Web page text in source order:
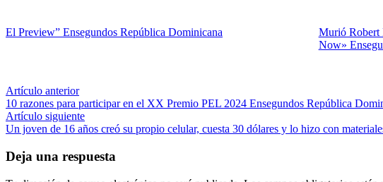
El Preview” Ensegundos República Dominicana
Murió Robert
Now»
Navegación
de
entradas
Artículo anteriorArtículo
anterior:
10 razones para participar en el XX Premio PEL 2024 Ensegundos República
Artículo siguienteArtículo
siguiente:
Un joven de 16 años creó su propio celular, cuesta 30 dólares y lo hizo con
Deja una respuesta